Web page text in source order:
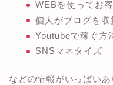
WEBを使ってお
個人がブログを
Youtubeで稼ぐ方
SNSマネタイズ
などの情報がいっぱいあ